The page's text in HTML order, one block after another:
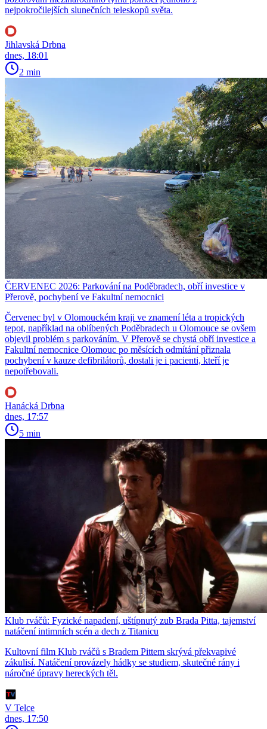
nejpokročilejších slunečních teleskopů světa.
Jihlavská Drbna
dnes, 18:01
2 min
ČERVENEC 2026: Parkování na Poděbradech, obří investice v
Přerově, pochybení ve Fakultní nemocnici
Červenec byl v Olomouckém kraji ve znamení léta a tropických
tepot, například na oblíbených Poděbradech u Olomouce se ovšem
objevil problém s parkováním. V Přerově se chystá obří investice a
Fakultní nemocnice Olomouc po měsících odmítání přiznala
pochybení v kauze defibrilátorů, dostali je i pacienti, kteří je
nepotřebovali.
Hanácká Drbna
dnes, 17:57
5 min
Klub rváčů: Fyzické napadení, uštípnutý zub Brada Pitta, tajemství
natáčení intimních scén a dech z Titanicu
Kultovní film Klub rváčů s Bradem Pittem skrývá překvapivé
zákulisí. Natáčení provázely hádky se studiem, skutečné rány i
náročné úpravy hereckých těl.
V Telce
dnes, 17:50